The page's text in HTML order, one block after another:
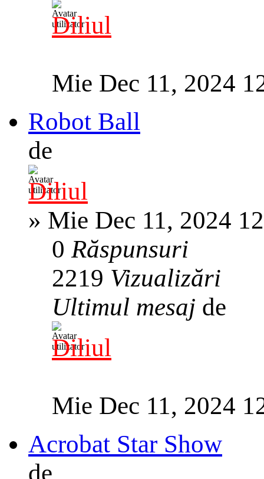
Diliul
Mie Dec 11, 2024
Robot Ball
de
Diliul
» Mie Dec 11, 2024
0Răspunsuri
2219 Vizualizări
Ultimul mesaj de
Diliul
Mie Dec 11, 2024
Acrobat Star Show
de